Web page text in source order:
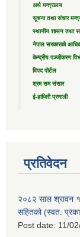
अर्थ मन्त्रालय
सूचना तथा संचार
स्थानीय शासन तथा
नेपाल सरकारको
केन्द्रीय पञ्जीकरण
विपद पोर्टल
श्रम सम संसार
ई-हाजिरी प्रणाली
प्रतिवेदन
२०८२ साल श्रावन
सहितको (स्वत:
Post date: 11/